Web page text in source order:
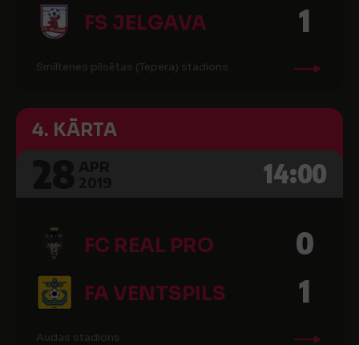
FS JELGAVA 1
Smiltenes pilsētas (Tepera) stadions
4. KĀRTA
14:00
FC REAL PRO 0
FA VENTSPILS 1
Audas stadions